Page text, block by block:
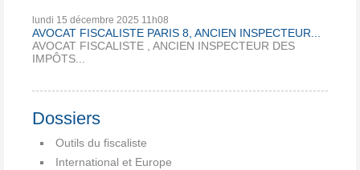
lundi 15 décembre 2025 11h08
AVOCAT FISCALISTE PARIS 8, ANCIEN INSPECTEUR...
AVOCAT FISCALISTE , ANCIEN INSPECTEUR DES
IMPÔTS...
Dossiers
Outils du fiscaliste
International et Europe